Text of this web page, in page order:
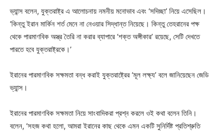
ভ্যান্স বলেন, যুক্তরাষ্ট্র এ আলোচনায় নমনীয় মনোভাব এবং ‘সদিচ্ছা’ নিয়ে এসেছিল।
‘কিন্তু ইরান মার্কিন শর্ত মেনে না নেওয়ার সিদ্ধান্ত নিয়েছে। কিন্তু তেহরানের পক্ষ
থেকে পারমাণবিক অস্ত্র তৈরি না করার ব্যাপারে ‘শক্ত অঙ্গীকার’ রয়েছে, সেটি দেখতে
পারতে হবে যুক্তরাষ্ট্রকে।’
ইরানের পারমাণবিক সক্ষমতা বন্ধ করাই যুক্তরাষ্ট্রের ‘মূল লক্ষ্য’ বলে জানিয়েছেন জেডি
ভ্যান্স।
ইরানের পারমাণবিক সক্ষমতা নিয়ে সাংবাদিকরা প্রশ্ন করলে ওই কথা বলেন তিনি।
বলেন, ‘সহজ কথা হলো, আমরা ইরানের কাছ থেকে এমন একটি সুনির্দিষ্ট প্রতিশ্রুতি